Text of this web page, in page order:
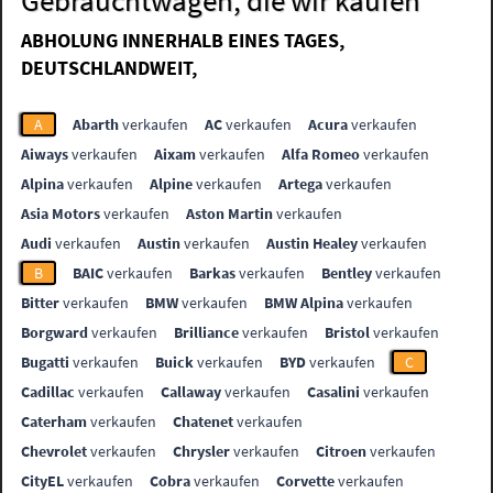
ABHOLUNG INNERHALB EINES TAGES,
DEUTSCHLANDWEIT,
A Abarthverkaufen ACverkaufen Acuraverkaufen
Aiwaysverkaufen Aixamverkaufen Alfa Romeoverkaufen
Alpinaverkaufen Alpineverkaufen Artegaverkaufen
Asia Motorsverkaufen Aston Martinverkaufen
Audi verkaufen Austinverkaufen Austin Healeyverkaufen
B
BAICverkaufen Barkasverkaufen Bentleyverkaufen
Bitterverkaufen BMWverkaufen BMW Alpinaverkaufen
Borgwardverkaufen Brillianceverkaufen Bristolverkaufen
Bugatti verkaufen Buickverkaufen BYDverkaufen
C
Cadillac verkaufen Callawayverkaufen Casalini verkaufen
Caterhamverkaufen Chatenetverkaufen
Chevroletverkaufen Chryslerverkaufen Citroenverkaufen
CityELverkaufen Cobraverkaufen Corvetteverkaufen